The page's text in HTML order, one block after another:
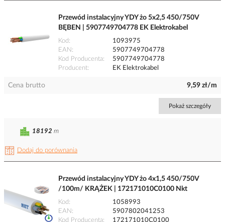
Przewód instalacyjny YDY żo 5x2,5 450/750V
BĘBEN | 5907749704778 EK Elektrokabel
Kod
1093975
EAN
5907749704778
Kod Producenta
5907749704778
Producent
EK Elektrokabel
Cena brutto 9,59 zł/m
Pokaż szczegóły
Dodaj do porównania
18192 m
Przewód instalacyjny YDY żo 4x1,5 450/750V
/100m/ KRĄŻEK | 172171010C0100 Nkt
Kod
1058993
EAN
5907802041253
Kod Producenta
172171010C0100